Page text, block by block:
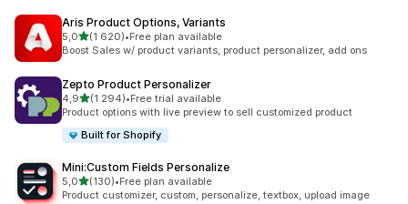
Aris Product Options, Variants
5,0na 5 gwiazdek
(1 620)
Łączna liczba recenzji: 1620
•Free plan available
Boost Sales w/ product variants, product personalizer, add ons
Zepto Product Personalizer
4,9na 5 gwiazdek
(1 294)
Łączna liczba recenzji: 1294
•Free trial available
Product options with live preview to sell customized product
Built for Shopify
Mini:Custom Fields Personalize
5,0na 5 gwiazdek
(130)
Łączna liczba recenzji: 130
•Free plan available
Product customizer, custom, personalize, textbox, upload image